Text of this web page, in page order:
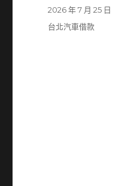
發
佈
2026 年 7 月 25 日
分
台北汽車借款